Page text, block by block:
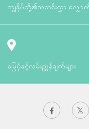
ကျွန်ုပ်တို့၏သတင်းလွှာ လျှော
မြေပုံနှင့်လမ်းညွှန်ချက်များ